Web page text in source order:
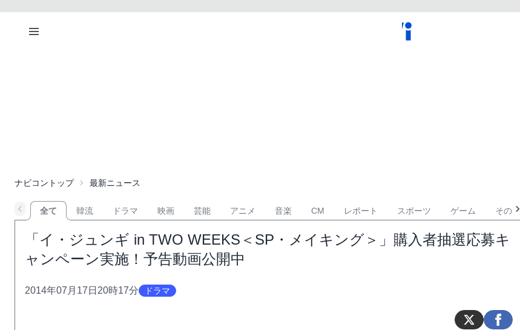
ナビコントップ 最新ニュース
全て 韓流 ドラマ 映画 芸能 アニメ 音楽 CM レポート スポーツ ゲーム その他
「イ・ジュンギ in TWO WEEKS＜SP・メイキング＞」購入者抽選応募キ
ャンペーン実施！予告動画公開中
2014年07月17日20時17分 ドラマ